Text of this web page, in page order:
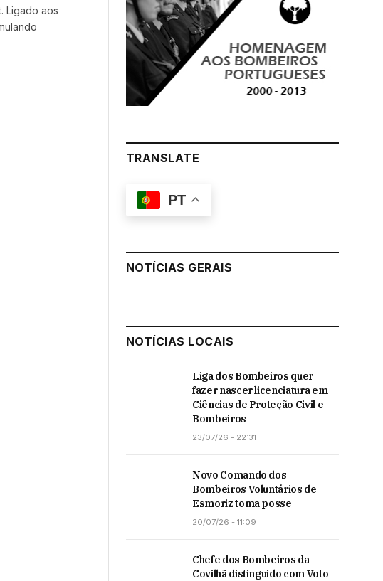
Ligado aos
TRANSLATE
PT
NOTÍCIAS GERAIS
NOTÍCIAS LOCAIS
Liga dos Bombeiros quer
fazer nascer licenciatura em
Ciências de Proteção Civil e
Bombeiros
23/07/26 - 22:31
Novo Comando dos
Bombeiros Voluntários de
Esmoriz toma posse
20/07/26 - 11:09
Chefe dos Bombeiros da
Covilhã distinguido com Voto